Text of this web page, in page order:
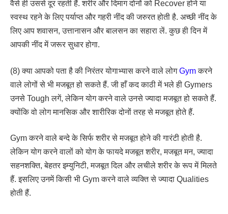
वैसे ही उससे दूर रहती हैं. शरीर और दिमाग दोनों को Recover होने या
स्वस्थ रहने के लिए पर्याप्त और गहरी नींद की जरुरत होती है. अच्छी नींद के
लिए आप शवासन, उत्तानासन और बालसन का सहारा लें. कुछ ही दिन में
आपकी नींद में जरूर सुधार होगा.
(8) क्या आपको पता है की निरंतर योगाभ्यास करने वाले लोगGymकरने
वाले लोगों से भी मजबूत हो सकते हैं. जी हाँ कद काठी में भले ही Gymers
उनसे Tough लगें, लेकिन योग करने वाले उनसे ज्यादा मजबूत हो सकते हैं.
क्योंकि वो लोग मानसिक और शारीरिक दोनों तरह से मजबूत होते हैं.
Gym करने वाले बन्दे के सिर्फ शरीर से मजबूत होने की गारंटी होती है.
लेकिन योग करने वालों को योग के फायदे मजबूत शरीर, मजबूत मन, ज्यादा
सहनशक्ति, बेहतर इम्युनिटी, मजबूत दिल और लचीले शरीर के रूप में मिलते
हैं. इसलिए उनमें किसी भी Gym करने वाले व्यक्ति से ज्यादा Qualities
होती हैं.